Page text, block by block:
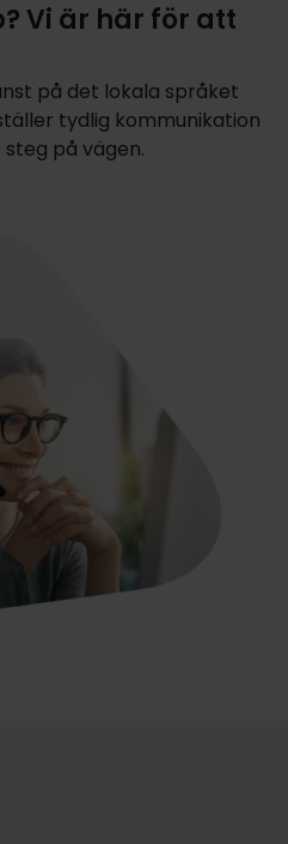
Vi är här för att
på det lokala språket
tydlig kommunikation
på vägen.